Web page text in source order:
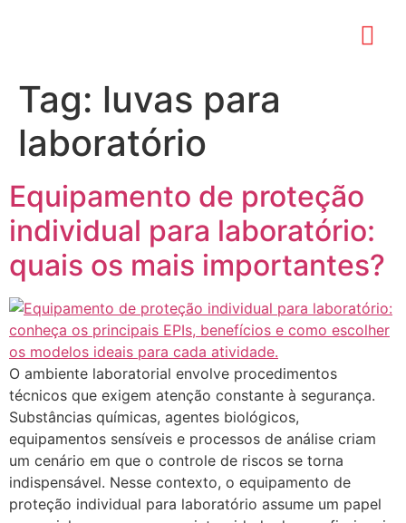
Tag: luvas para
laboratório
Equipamento de proteção
individual para laboratório:
quais os mais importantes?
O ambiente laboratorial envolve procedimentos
técnicos que exigem atenção constante à segurança.
Substâncias químicas, agentes biológicos,
equipamentos sensíveis e processos de análise criam
um cenário em que o controle de riscos se torna
indispensável. Nesse contexto, o equipamento de
proteção individual para laboratório assume um papel